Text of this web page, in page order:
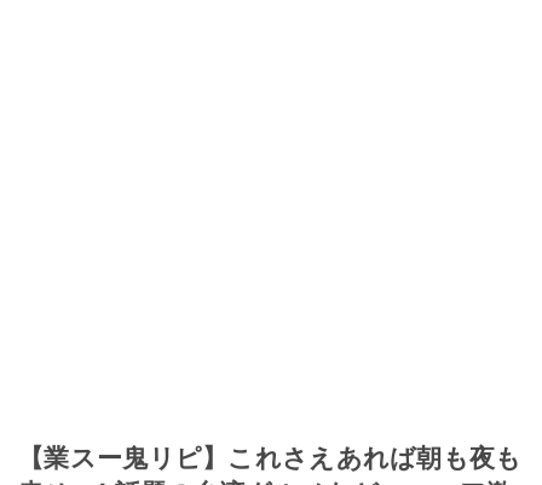
【業スー鬼リピ】これさえあれば朝も夜も